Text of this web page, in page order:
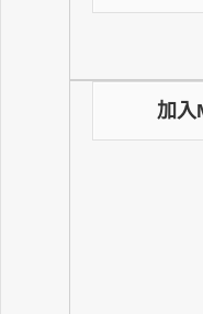
加入